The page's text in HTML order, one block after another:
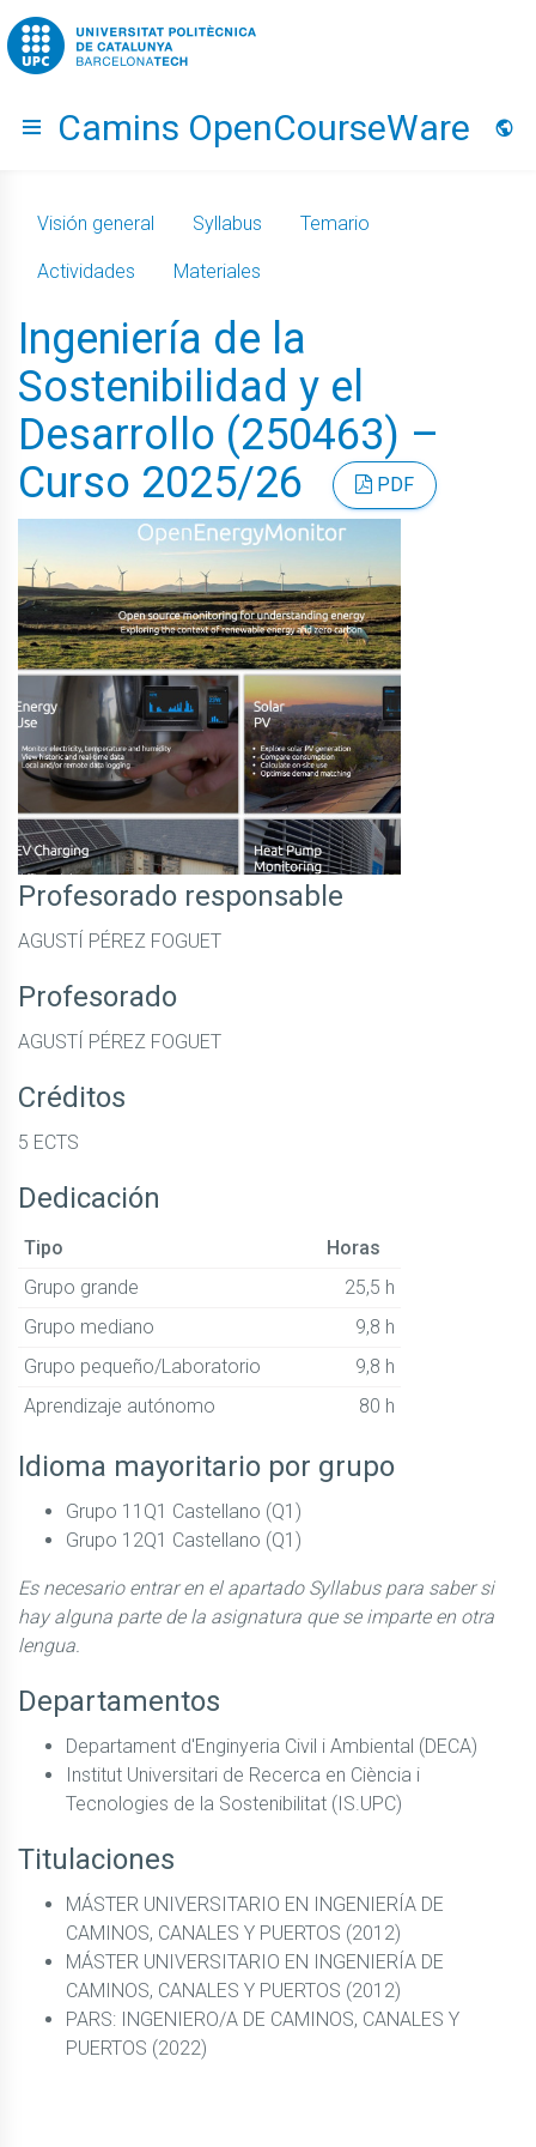
Go to upc.edu
Hide menu
Camins OpenCourseWare
Visión general Syllabus Temario
Actividades Materiales
Ingeniería de la
Sostenibilidad y el
Desarrollo (250463) –
Curso 2025/26
PDF
Profesorado responsable
AGUSTÍ PÉREZ FOGUET
Profesorado
AGUSTÍ PÉREZ FOGUET
Créditos
5 ECTS
Dedicación
Tipo
Horas
Grupo grande
25,5 h
Grupo mediano
9,8 h
Grupo pequeño/Laboratorio
9,8 h
Aprendizaje autónomo
80 h
Idioma mayoritario por grupo
Grupo 11Q1 Castellano (Q1)
Grupo 12Q1 Castellano (Q1)
Es necesario entrar en el apartado Syllabus para saber si
hay alguna parte de la asignatura que se imparte en otra
lengua.
Departamentos
Departament d'Enginyeria Civil i Ambiental (DECA)
Institut Universitari de Recerca en Ciència i
Tecnologies de la Sostenibilitat (IS.UPC)
Titulaciones
MÁSTER UNIVERSITARIO EN INGENIERÍA DE
CAMINOS, CANALES Y PUERTOS (2012)
MÁSTER UNIVERSITARIO EN INGENIERÍA DE
CAMINOS, CANALES Y PUERTOS (2012)
PARS: INGENIERO/A DE CAMINOS, CANALES Y
PUERTOS (2022)